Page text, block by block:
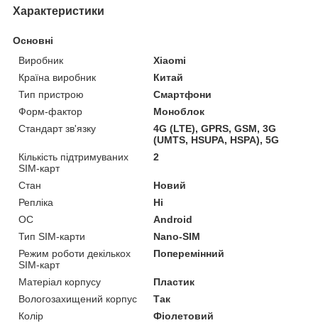
Характеристики
Основні
Виробник
Xiaomi
Країна виробник
Китай
Тип пристрою
Смартфони
Форм-фактор
Моноблок
Стандарт зв'язку
4G (LTE), GPRS, GSM, 3G
(UMTS, HSUPA, HSPA), 5G
Кількість підтримуваних
SIM-карт
2
Стан
Новий
Репліка
Ні
ОС
Android
Тип SIM-карти
Nano-SIM
Режим роботи декількох
SIM-карт
Поперемінний
Матеріал корпусу
Пластик
Вологозахищений корпус
Так
Колір
Фіолетовий